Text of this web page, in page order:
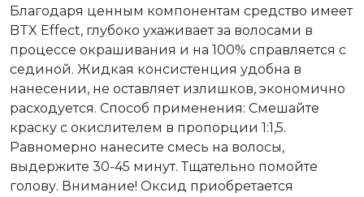
Благодаря ценным компонентам средство имеет
BTX Effect, глубоко ухаживает за волосами в
процессе окрашивания и на 100% справляется с
сединой. Жидкая консистенция удобна в
нанесении, не оставляет излишков, экономично
расходуется. Способ применения: Смешайте
краску с окислителем в пропорции 1:1,5.
Равномерно нанесите смесь на волосы,
выдержите 30-45 минут. Тщательно помойте
голову. Внимание! Оксид приобретается